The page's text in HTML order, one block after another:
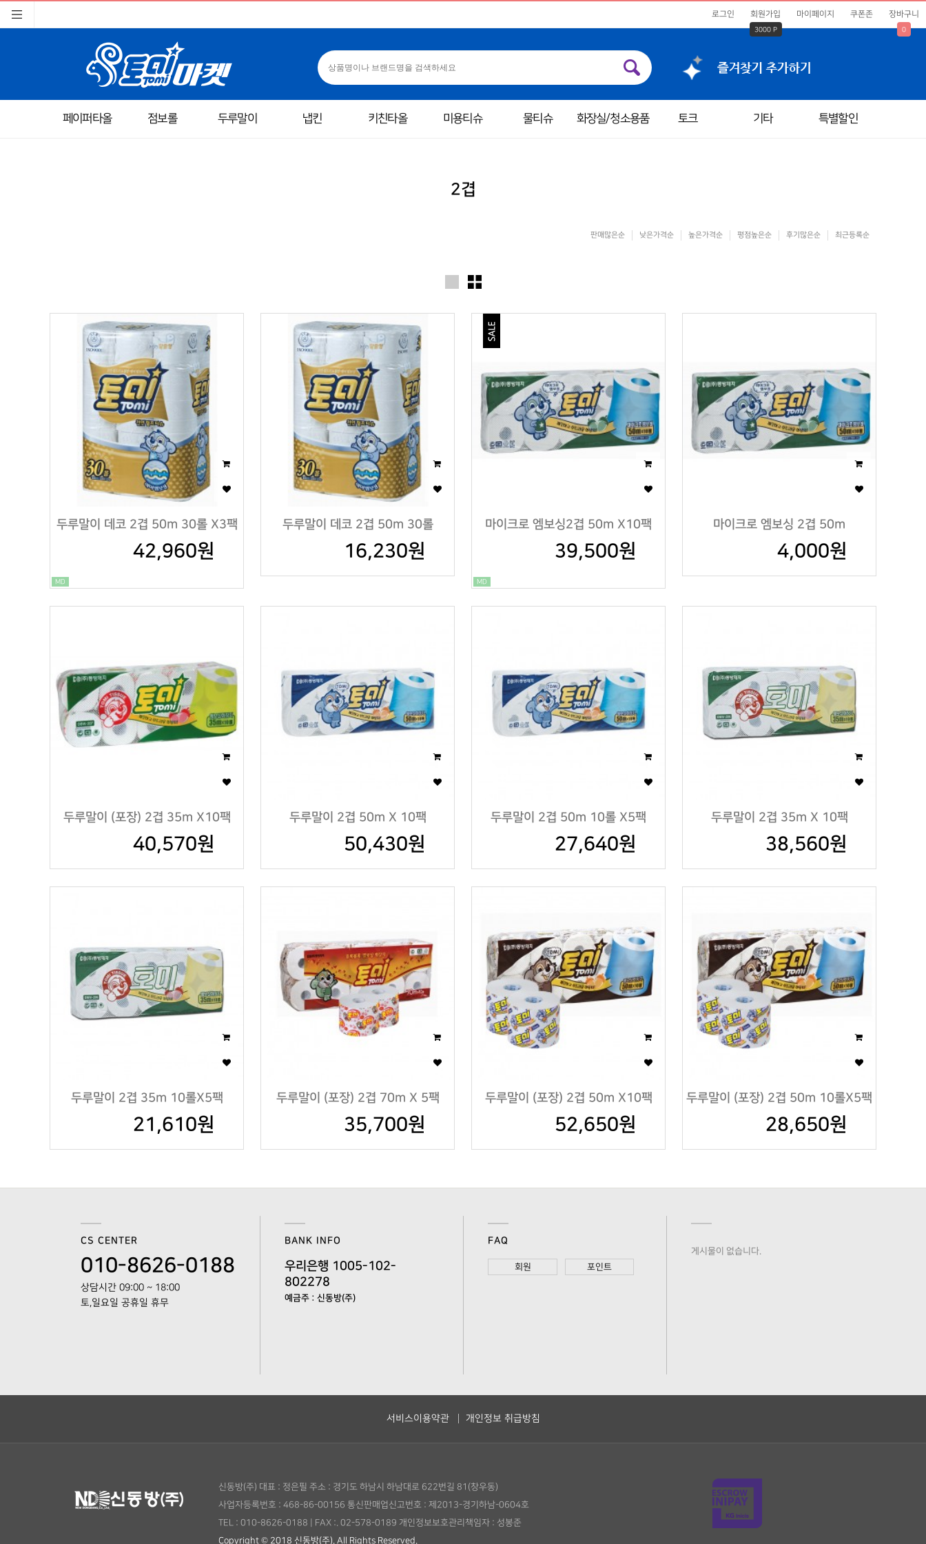
로그인 회원가입
3000 P
마이페이지 쿠폰존 장바구니
0
페이퍼타올 점보롤 두루말이 냅킨 키친타올 미용티슈 물티슈 화장실/청소용품 토크 기타 특별할인
2겹
판매많은순 낮은가격순 높은가격순 평점높은순 후기많은순 최근등록순
두루말이 데코 2겹 50m 30롤 X3팩
42,960원
MD
두루말이 데코 2겹 50m 30롤
16,230원
마이크로 엠보싱2겹 50m X10팩
39,500원
MD
마이크로 엠보싱 2겹 50m
4,000원
두루말이 (포장) 2겹 35m X10팩
40,570원
두루말이 2겹 50m X 10팩
50,430원
두루말이 2겹 50m 10롤 X5팩
27,640원
두루말이 2겹 35m X 10팩
38,560원
두루말이 2겹 35m 10롤X5팩
21,610원
두루말이 (포장) 2겹 70m X 5팩
35,700원
두루말이 (포장) 2겹 50m X10팩
52,650원
두루말이 (포장) 2겹 50m 10롤X5팩
28,650원
CS CENTER
010-8626-0188
상담시간 09:00 ~ 18:00
토,일요일 공휴일 휴무
BANK INFO
우리은행 1005-102-
802278
예금주 : 신동방(주)
FAQ
회원 포인트
게시물이 없습니다.
서비스이용약관 개인정보 취급방침
신동방(주) 대표 : 정은필 주소 : 경기도 하남시 하남대로 622번길 81(창우동)
사업자등록번호 : 468-86-00156 통신판매업신고번호 : 제2013-경기하남-0604호
TEL : 010-8626-0188
FAX :. 02-578-0189 개인정보보호관리책임자 : 성봉준
Copyright © 2018 신동방(주). All Rights Reserved.